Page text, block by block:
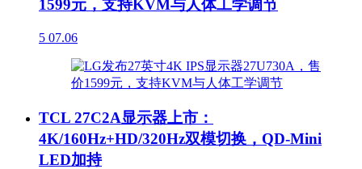
1599元，支持KVM与人体工学调节
5 07.06
TCL 27C2A显示器上市：
4K/160Hz+HD/320Hz双模切换，QD-Mini
LED加持